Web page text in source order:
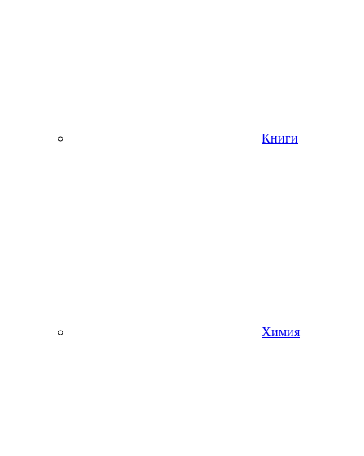
Книги
Химия